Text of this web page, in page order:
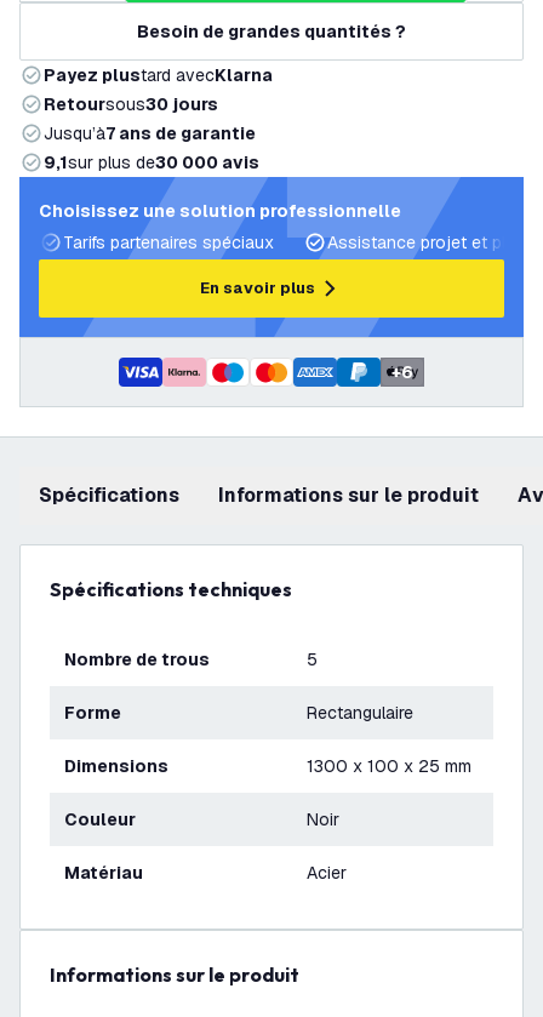
Besoin de grandes quantités ?
Payez plustard avecKlarna
Retoursous30 jours
Jusqu’à7 ans de garantie
9,1sur plus de30 000 avis
Choisissez une solution professionnelle
Tarifs partenaires spéciaux
Assistance projet et plans
En savoir plus
+6
Spécifications Informations sur le produit
Spécifications techniques
Nombre de trous 5
Forme Rectangulaire
Dimensions 1300 x 100 x 25 mm
Couleur Noir
Matériau Acier
Informations sur le produit